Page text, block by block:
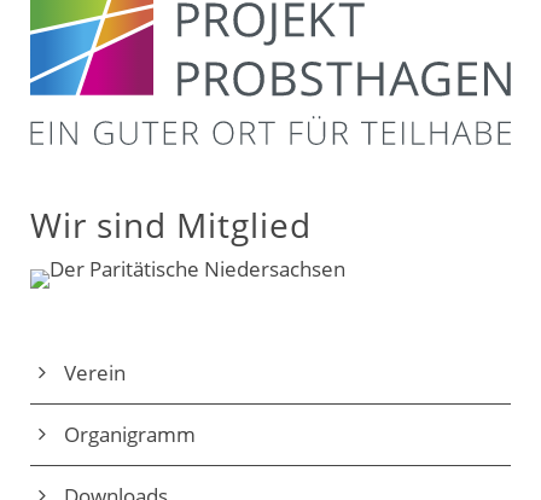
Wir sind Mitglied
Verein
Organigramm